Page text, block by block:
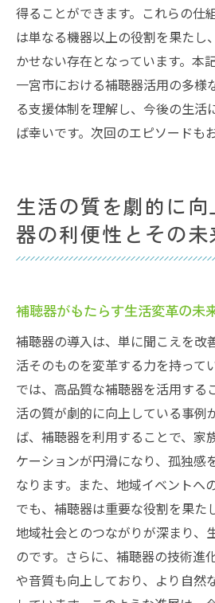
得ることができます。これらの仕
は単なる機器以上の役割を果たし
かせない存在となっています。本
一宮市における補聴器活用の多様
る支援体制を理解し、今後の生活
ば幸いです。次回のエピソードも
生活の質を劇的に
器の利便性とその未
補聴器がもたらす生活変革の未
補聴器の導入は、単に聞こえを改
活そのものを変革する力を持って
では、高品質な補聴器を活用する
活の質が劇的に向上している事例
ば、補聴器を利用することで、家
ケーションが円滑になり、孤独感
なります。また、地域イベントへ
でも、補聴器は重要な役割を果た
地域社会とのつながりが深まり、
のです。さらに、補聴器の技術進
や音質も向上しており、より自然